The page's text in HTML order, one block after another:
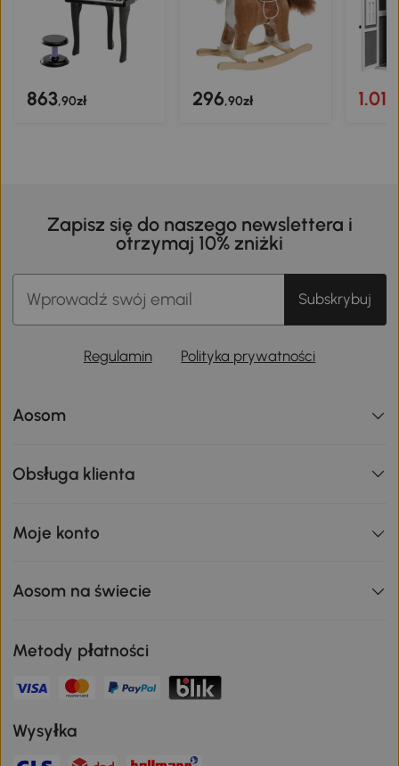
863,90zł 296,90zł 1.015
Zapisz się do naszego newslettera i
otrzymaj 10% zniżki
Subskrybuj
Regulamin Polityka prywatności
Aosom
Obsługa klienta
Moje konto
Aosom na świecie
Metody płatności
Wysyłka